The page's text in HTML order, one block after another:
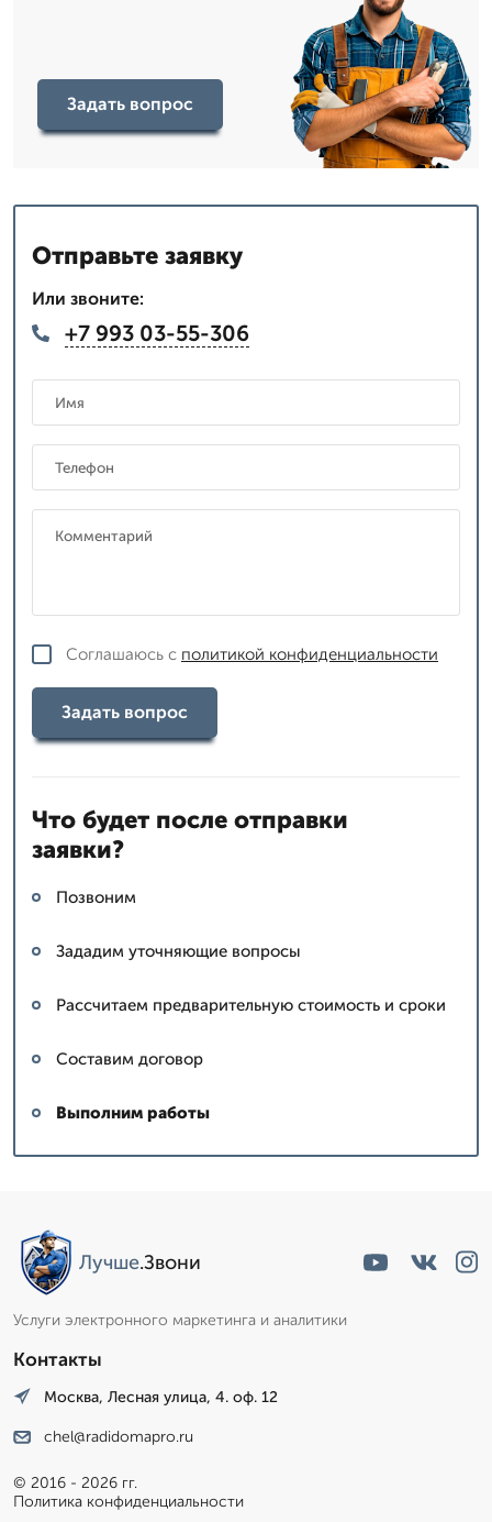
Задать вопрос
Отправьте заявку
Или звоните:
+7 993 03-55-306
Соглашаюсь с политикой конфиденциальности
Задать вопрос
Что будет после отправки
заявки?
Позвоним
Зададим уточняющие вопросы
Рассчитаем предварительную стоимость и сроки
Составим договор
Выполним работы
Лучше.Звони
Услуги электронного маркетинга и аналитики
Контакты
Москва, Лесная улица, 4. оф. 12
chel@radidomapro.ru
© 2016 - 2026 гг.
Политика конфиденциальности